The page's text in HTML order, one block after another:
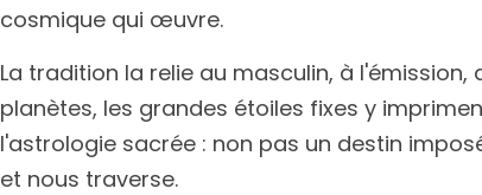
cosmique qui œuvre.
La tradition la relie au masculin, à l'émission,
planètes, les grandes étoiles fixes y
l'astrologie sacrée : non pas un destin
et nous traverse.